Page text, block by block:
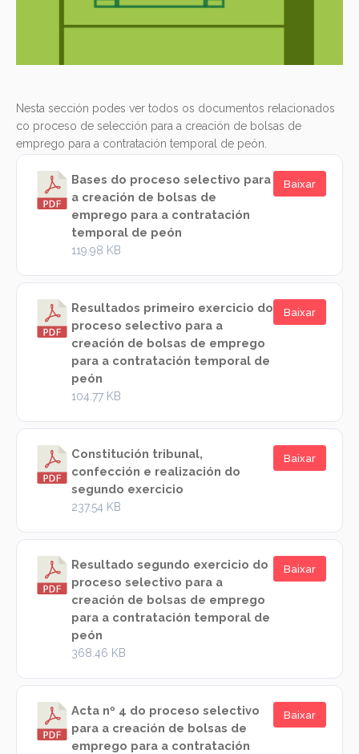
Nesta sección podes ver todos os documentos relacionados
co proceso de selección para a creación de bolsas de
emprego para a contratación temporal de peón.
Bases do proceso selectivo para
a creación de bolsas de
emprego para a contratación
temporal de peón
119.98 KB
Baixar
Resultados primeiro exercicio do
proceso selectivo para a
creación de bolsas de emprego
para a contratación temporal de
peón
104.77 KB
Baixar
Constitución tribunal,
confección e realización do
segundo exercicio
237.54 KB
Baixar
Resultado segundo exercicio do
proceso selectivo para a
creación de bolsas de emprego
para a contratación temporal de
peón
368.46 KB
Baixar
Acta nº 4 do proceso selectivo
para a creación de bolsas de
emprego para a contratación
Baixar